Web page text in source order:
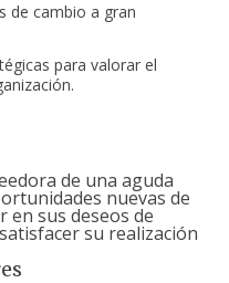
de cambio a gran
para valorar el
de una aguda
nuevas de
en sus deseos de
su realización